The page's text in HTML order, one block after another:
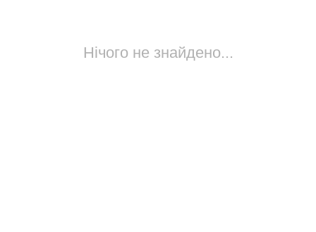
Нічого не знайдено...